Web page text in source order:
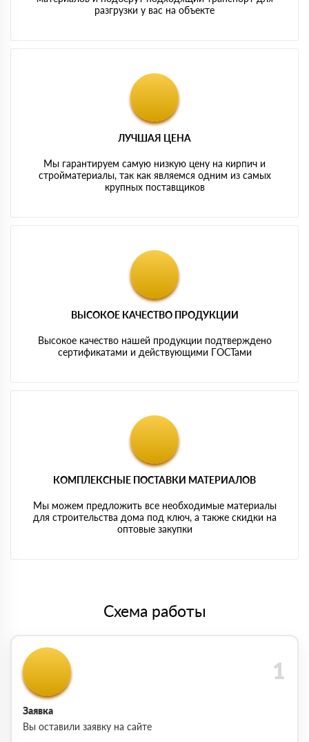
разгрузки у вас на объекте
ЛУЧШАЯ ЦЕНА
Мы гарантируем самую низкую цену на кирпич и
стройматериалы, так как являемся одним из самых
крупных поставщиков
ВЫСОКОЕ КАЧЕСТВО ПРОДУКЦИИ
Высокое качество нашей продукции подтверждено
сертификатами и действующими ГОСТами
КОМПЛЕКСНЫЕ ПОСТАВКИ МАТЕРИАЛОВ
Мы можем предложить все необходимые материалы
для строительства дома под ключ, а также скидки на
оптовые закупки
Схема работы
Заявка
Вы оставили заявку на сайте